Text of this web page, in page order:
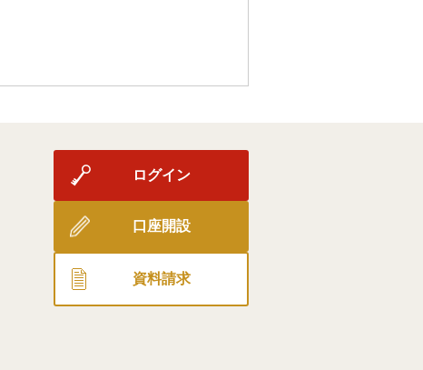
ログイン
口座開設
資料請求